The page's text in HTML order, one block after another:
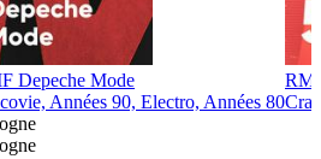
Depeche Mode
Années 90, Electro, Années 80